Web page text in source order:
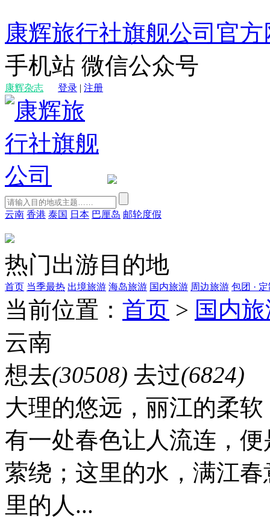
康辉旅行社旗舰公司官方
手机站 微信公众号
康辉杂志 登录 | 注册
云南 香港 泰国 日本 巴厘岛 邮轮度假
热门出游目的地
首页 当季最热 出境旅游 海岛旅游 国内旅游 周边旅游 包团 ·
当前位置： 首页 > 国内
云南
想去(30508) 去过(6824)
大理的悠远，丽江的柔
有一处春色让人流连，
萦绕；这里的水，满江
里的人...